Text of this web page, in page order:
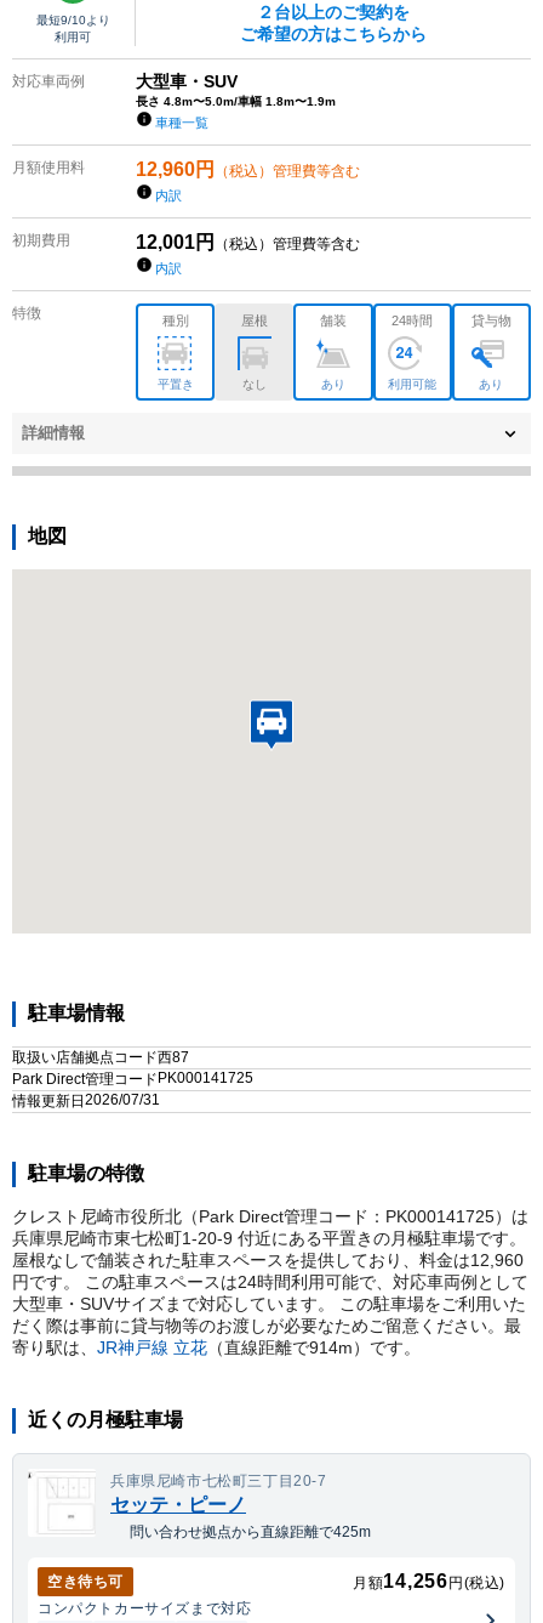
最短9/10より
利用可
２台以上のご契約を
ご希望の方はこちらから
対応車両例 大型車・SUV
長さ 4.8m〜5.0m/車幅 1.8m〜1.9m
車種一覧
月額使用料 12,960円 （税込）管理費等含む
内訳
初期費用 12,001円 （税込）管理費等含む
内訳
特徴 種別
平置き
屋根
なし
舗装
あり
24時間
利用可能
貸与物
あり
詳細情報
地図
駐車場情報
取扱い店舗拠点コード西87
Park Direct管理コード PK000141725
情報更新日 2026/07/31
駐車場の特徴
クレスト尼崎市役所北（Park Direct管理コード：PK000141725）は
兵庫県尼崎市東七松町1-20-9 付近にある平置きの月極駐車場です。
屋根なしで舗装された駐車スペースを提供しており、料金は12,960
円です。 この駐車スペースは24時間利用可能で、対応車両例として
大型車・SUVサイズまで対応しています。 この駐車場をご利用いた
だく際は事前に貸与物等のお渡しが必要なためご留意ください。 最
寄り駅は、 JR神戸線 立花 （直線距離で914m） です。
近くの月極駐車場
兵庫県尼崎市七松町三丁目20-7
セッテ・ピーノ
問い合わせ拠点から直線距離で425m
空き待ち可 月額14,256 円(税込)
コンパクトカーサイズまで対応